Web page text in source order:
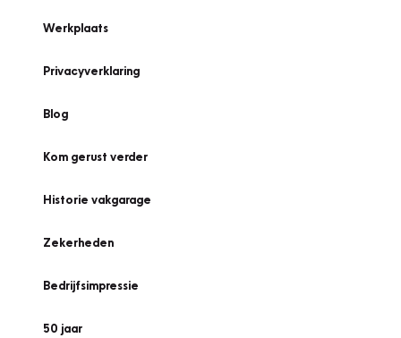
Werkplaats
Privacyverklaring
Blog
Kom gerust verder
Historie vakgarage
Zekerheden
Bedrijfsimpressie
50 jaar